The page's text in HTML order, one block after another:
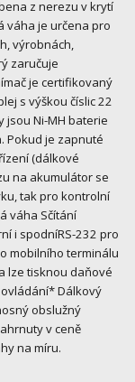
z nerezu v krytí
váha je určena pro
výrobnách,
zaručuje
je certifikovaný
s výškou číslic 22
jsou Ni-MH baterie
Pokud je zapnuté
(dálkové
na akumulátor se
tak pro kontrolní
váha Sčítání
i spodníRS-232 pro
mobilního terminálu
lze tisknou daňové
ovládání* Dálkový
obslužný
v ceně
na míru.